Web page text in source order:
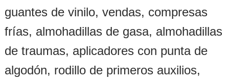
guantes de vinilo, vendas, compresas
frías, almohadillas de gasa, almohadillas
de traumas, aplicadores con punta de
algodón, rodillo de primeros auxilios,